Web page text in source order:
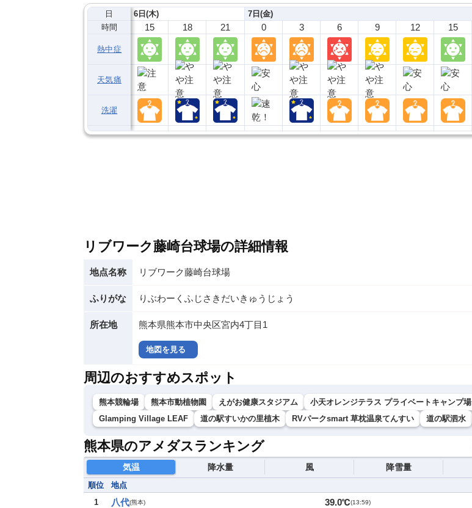
日
時間
熱中症
天気痛
洗濯
6日(木)
15 18 21
7日(金)
0 3 6 9 12 15
リブワーク藤崎台球場の詳細情報
地点名称 リブワーク藤崎台球場
ふりがな りぶわーくふじさきだいきゅうじょう
所在地 熊本県熊本市中央区宮内4丁目1
地図を見る
周辺のおすすめスポット
熊本競輪場 熊本市動植物園 えがお健康スタジアム
小天オレンジテラス プライベートキャンプ場
Glamping Village LEAF
道の駅すいかの里植木 RVパークsmart 草枕温泉てんすい 道の駅泗水
熊本県のアメダスランキング
気温 降水量 風 降雪量
順位 地点
1
八代(熊本) 39.0℃(13:59)